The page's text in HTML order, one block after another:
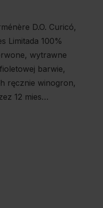
D.O. Curicó,
Limitada 100%
wytrawne
barwie,
ręcznie winogron,
12 mies…